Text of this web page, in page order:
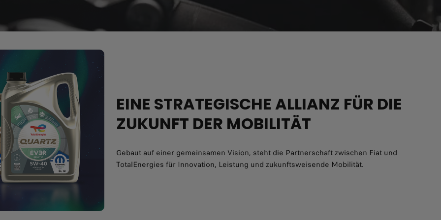
EINE STRATEGISCHE ALLIANZ FÜR DIE
ZUKUNFT DER MOBILITÄT
Gebaut auf einer gemeinsamen Vision, steht die Partnerschaft zwischen Fiat und
TotalEnergies für Innovation, Leistung und zukunftsweisende Mobilität.